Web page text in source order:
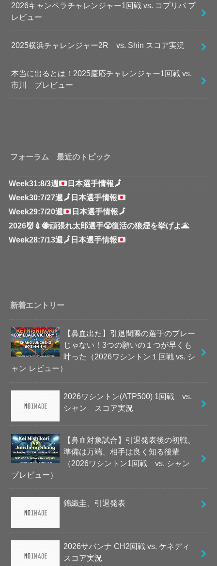
2026キャンベラチャレンジャー1回戦 vs. コプリバ プ
レビュー
2025横浜チャレンジャー2R vs. Shin スコア実況
本当に出るとは！2025慶応チャレンジャー1回戦 vs.
市川 プレビュー
フォーラム 最近のトピック
Week31:8/3週 日本選手情報🗾
Week30:7/27週 🗾 日本選手情報
Week29:7/20週
日本選手情報🗾
2026👹💉🐝頑張れ太郎選手😤復活の狼煙を挙げよ🌋
Week28:7/13週 🗾 日本選手情報
新着エントリー
【鼻血出た】引退間際の選手のプレー
じゃない！3つの願いの１つが早くも
叶った（2026ワシントン１回戦 vs. シ
ャン レビュー）
2026ワシントン(ATP500) 1回戦 vs.
シャン スコア実況
【鼻血対象試合】引退発表後の初戦、
準備は万端、相手は良く知る後輩
（2026ワシントン1回戦 vs. シャン
プレビュー）
錦織圭、引退発表
2026サバンナ CH2回戦 vs. ケネディ
スコア実況